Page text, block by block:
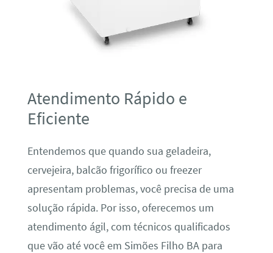
Atendimento Rápido e
Eficiente
Entendemos que quando sua geladeira,
cervejeira, balcão frigorífico ou freezer
apresentam problemas, você precisa de uma
solução rápida. Por isso, oferecemos um
atendimento ágil, com técnicos qualificados
que vão até você em Simões Filho BA para